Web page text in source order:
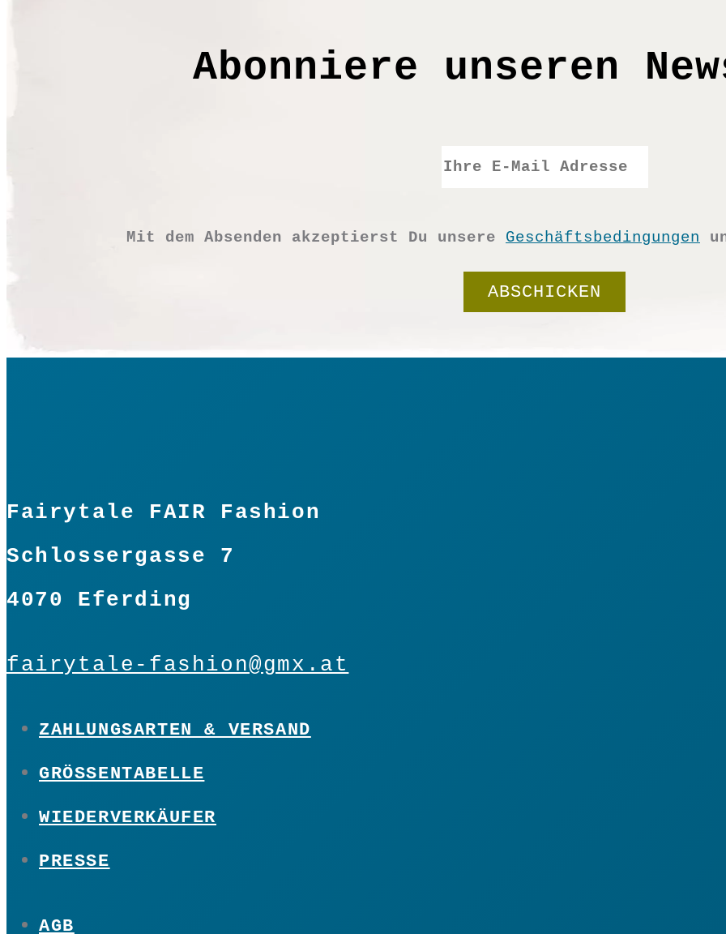
Abonniere unseren
Mit dem Absenden akzeptierst Du unsere Geschäftsbedingungen
Fairytale FAIR Fashion
Schlossergasse 7
4070 Eferding
fairytale-fashion@gmx.at
ZAHLUNGSARTEN & VERSAND
GRÖSSENTABELLE
WIEDERVERKÄUFER
PRESSE
AGB